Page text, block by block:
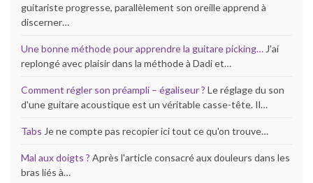
guitariste progresse, parallèlement son oreille apprend à
discerner…
Une bonne méthode pour apprendre la guitare picking… J'ai
replongé avec plaisir dans la méthode à Dadi et…
Comment régler son préampli – égaliseur ? Le réglage du son
d'une guitare acoustique est un véritable casse-tête. Il…
Tabs Je ne compte pas recopier ici tout ce qu'on trouve…
Mal aux doigts ? Après l'article consacré aux douleurs dans les
bras liés à…